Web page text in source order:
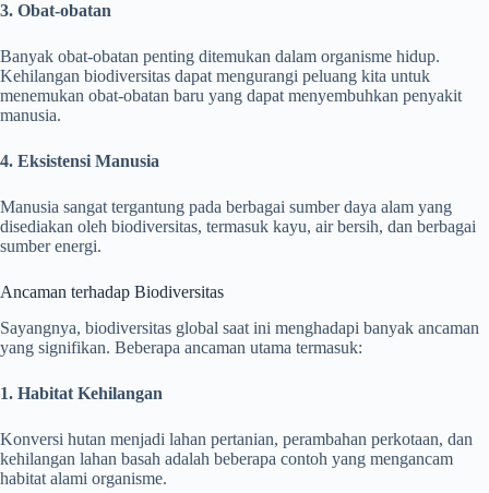
3. Obat-obatan
Banyak obat-obatan penting ditemukan dalam organisme hidup.
Kehilangan biodiversitas dapat mengurangi peluang kita untuk
menemukan obat-obatan baru yang dapat menyembuhkan penyakit
manusia.
4. Eksistensi Manusia
Manusia sangat tergantung pada berbagai sumber daya alam yang
disediakan oleh biodiversitas, termasuk kayu, air bersih, dan berbagai
sumber energi.
Ancaman terhadap Biodiversitas
Sayangnya, biodiversitas global saat ini menghadapi banyak ancaman
yang signifikan. Beberapa ancaman utama termasuk:
1. Habitat Kehilangan
Konversi hutan menjadi lahan pertanian, perambahan perkotaan, dan
kehilangan lahan basah adalah beberapa contoh yang mengancam
habitat alami organisme.